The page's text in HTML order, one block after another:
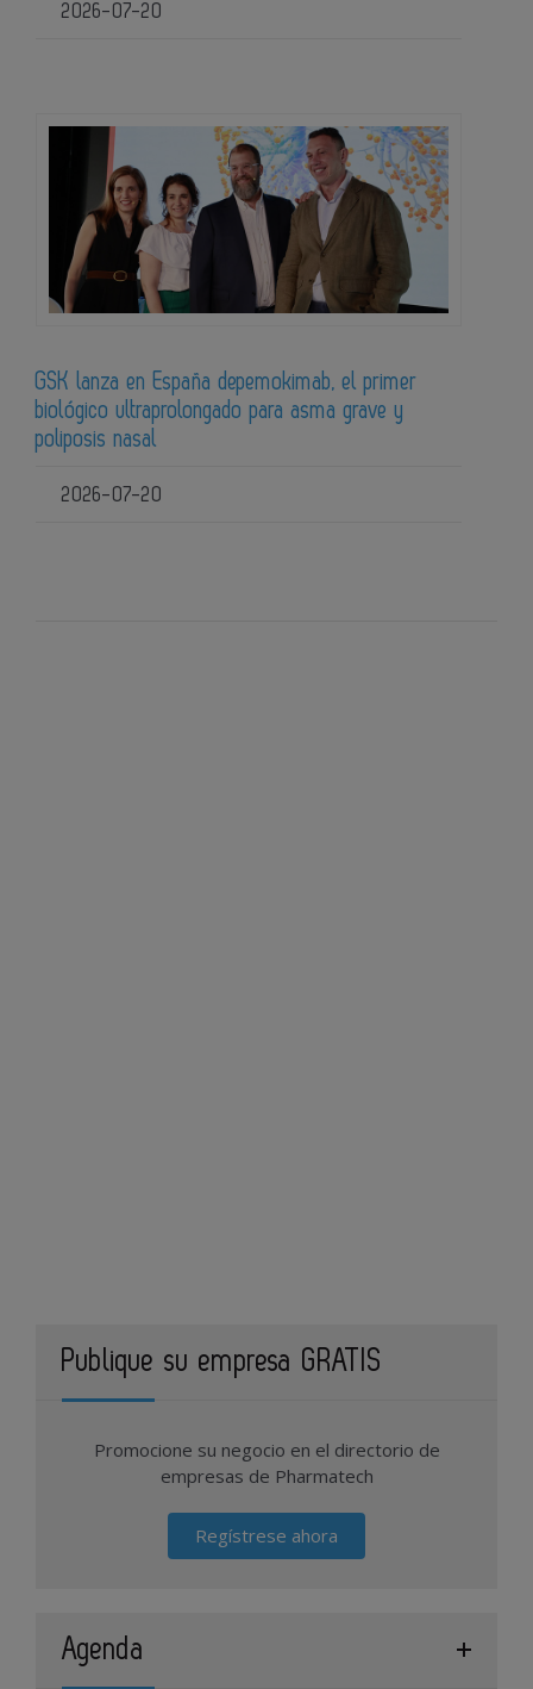
2026-07-20
GSK lanza en España depemokimab, el primer
biológico ultraprolongado para asma grave y
poliposis nasal
2026-07-20
Publique su empresa GRATIS
Promocione su negocio en el directorio de
empresas de Pharmatech
Regístrese ahora
Agenda